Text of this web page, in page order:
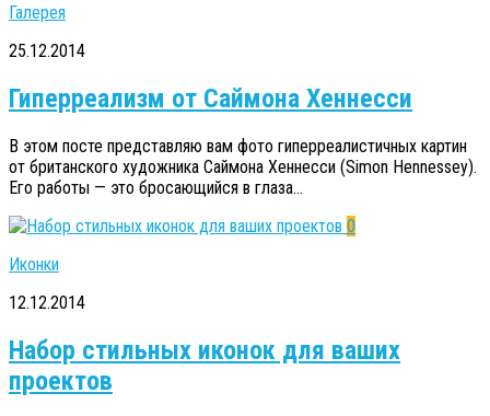
Галерея
25.12.2014
Гиперреализм от Саймона Хеннесси
В этом посте представляю вам фото гиперреалистичных картин
от британского художника Саймона Хеннесси (Simon Hennessey).
Его работы — это бросающийся в глаза...
0
Иконки
12.12.2014
Набор стильных иконок для ваших
проектов